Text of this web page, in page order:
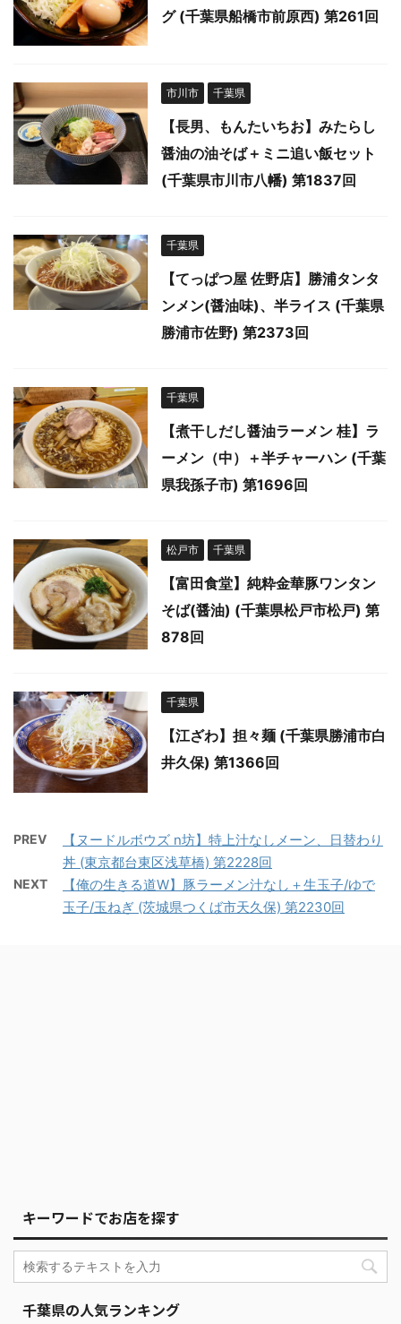
グ (千葉県船橋市前原西) 第261回
市川市 千葉県
【長男、もんたいちお】みたらし
醤油の油そば＋ミニ追い飯セット
(千葉県市川市八幡) 第1837回
千葉県
【てっぱつ屋 佐野店】勝浦タンタ
ンメン(醤油味)、半ライス (千葉県
勝浦市佐野) 第2373回
千葉県
【煮干しだし醤油ラーメン 桂】ラ
ーメン（中）＋半チャーハン (千葉
県我孫子市) 第1696回
松戸市 千葉県
【富田食堂】純粋金華豚ワンタン
そば(醤油) (千葉県松戸市松戸) 第
878回
千葉県
【江ざわ】担々麺 (千葉県勝浦市白
井久保) 第1366回
PREV
【ヌードルボウズ n坊】特上汁なしメーン、日替わり
丼 (東京都台東区浅草橋) 第2228回
NEXT
【俺の生きる道W】豚ラーメン汁なし＋生玉子/ゆで
玉子/玉ねぎ (茨城県つくば市天久保) 第2230回
キーワードでお店を探す
千葉県の人気ランキング